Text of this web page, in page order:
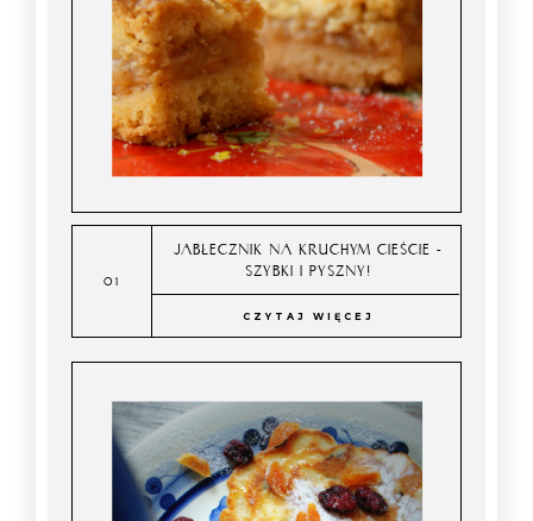
JABŁECZNIK NA KRUCHYM CIEŚCIE -
SZYBKI I PYSZNY!
CZYTAJ WIĘCEJ